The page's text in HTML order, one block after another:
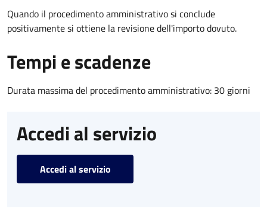
Quando il procedimento amministrativo si conclude
positivamente si ottiene la revisione dell'importo dovuto.
Tempi e scadenze
Durata massima del procedimento amministrativo: 30 giorni
Accedi al servizio
Accedi al servizio